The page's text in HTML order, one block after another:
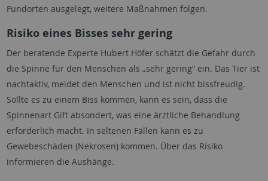
Fundorten ausgelegt, weitere Maßnahmen folgen.
Risiko eines Bisses sehr gering
Der beratende Experte Hubert Höfer schätzt die Gefahr durch
die Spinne für den Menschen als „sehr gering“ ein. Das Tier ist
nachtaktiv, meidet den Menschen und ist nicht bissfreudig.
Sollte es zu einem Biss kommen, kann es sein, dass die
Spinnenart Gift absondert, was eine ärztliche Behandlung
erforderlich macht. In seltenen Fällen kann es zu
Gewebeschäden (Nekrosen) kommen. Über das Risiko
informieren die Aushänge.